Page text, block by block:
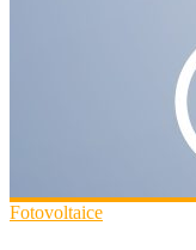
Fotovoltaice